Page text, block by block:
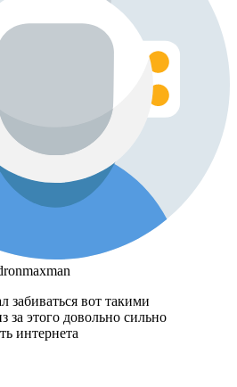
забиваться вот такими
за этого довольно сильно
интернета